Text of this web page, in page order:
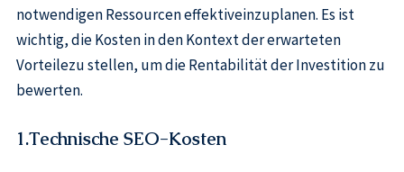
notwendigen Ressourcen effektiveinzuplanen. Es ist
wichtig, die Kosten in den Kontext der erwarteten
Vorteilezu stellen, um die Rentabilität der Investition zu
bewerten.
1.Technische SEO-Kosten